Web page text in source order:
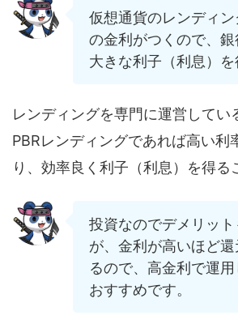
仮想通貨のレンディン
の金利がつくので、銀
大きな利子（利息）を
レンディングを専門に運営してい
PBRレンディングであれば高い利
り、効率良く利子（利息）を得る
投資なのでデメリッ
が、金利が高いほど
るので、高金利で運
おすすめです。